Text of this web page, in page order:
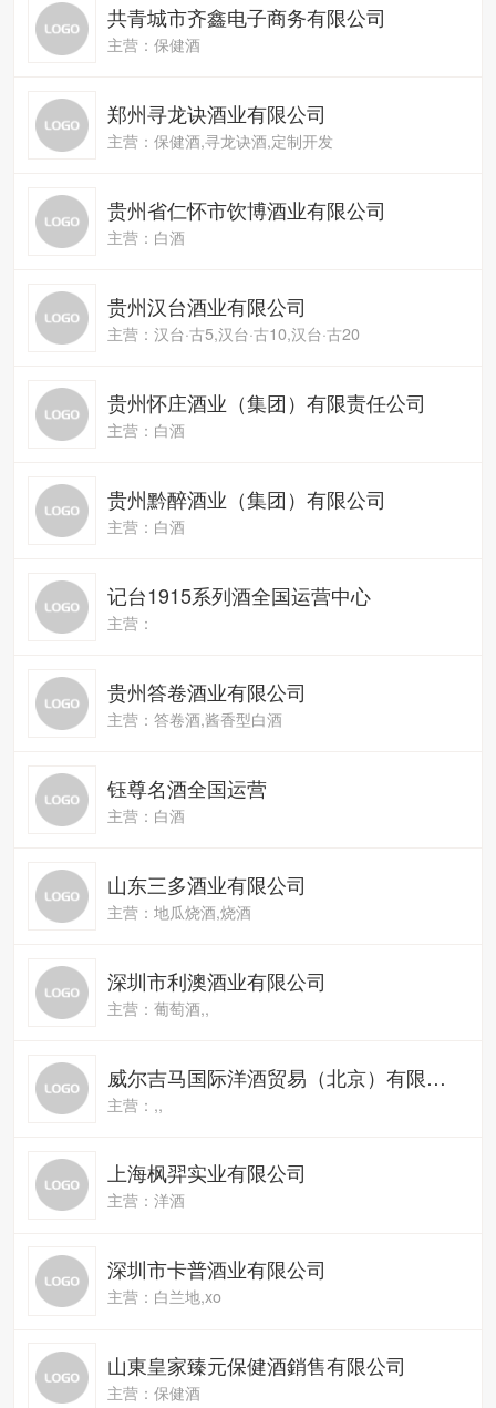
共青城市齐鑫电子商务有限公司
主营：保健酒
郑州寻龙诀酒业有限公司
主营：保健酒,寻龙诀酒,定制开发
贵州省仁怀市饮博酒业有限公司
主营：白酒
贵州汉台酒业有限公司
主营：汉台·古5,汉台·古10,汉台·古20
贵州怀庄酒业（集团）有限责任公司
主营：白酒
贵州黔醉酒业（集团）有限公司
主营：白酒
记台1915系列酒全国运营中心
主营：
贵州答卷酒业有限公司
主营：答卷酒,酱香型白酒
钰尊名酒全国运营
主营：白酒
山东三多酒业有限公司
主营：地瓜烧酒,烧酒
深圳市利澳酒业有限公司
主营：葡萄酒,,
威尔吉马国际洋酒贸易（北京）有限公司
主营：,,
上海枫羿实业有限公司
主营：洋酒
深圳市卡普酒业有限公司
主营：白兰地,xo
山東皇家臻元保健酒銷售有限公司
主营：保健酒